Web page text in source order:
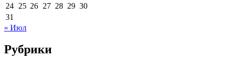
24 25 26 27 28 29 30
31
« Июл
Рубрики